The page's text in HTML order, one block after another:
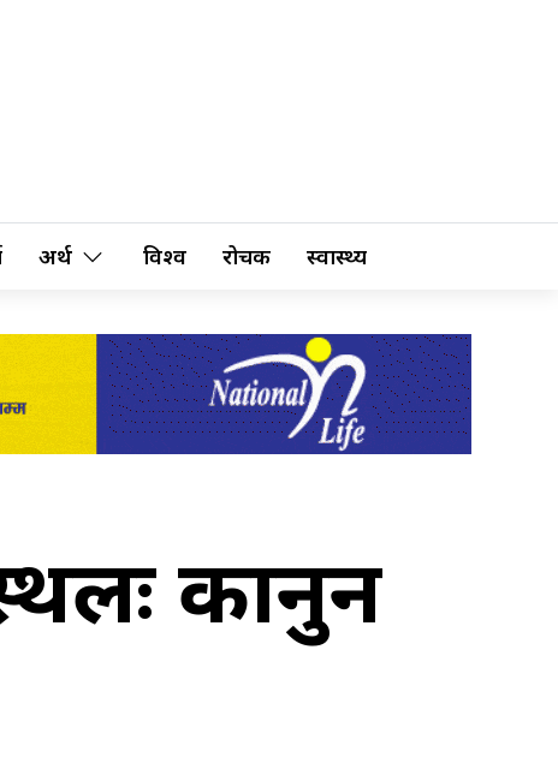
अर्थ विश्व रोचक स्वास्थ्य
कानुन